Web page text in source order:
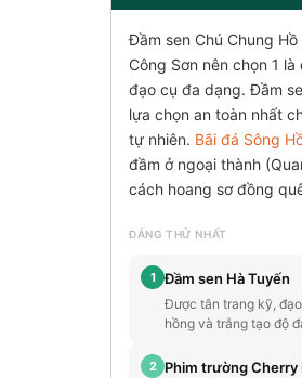
Đầm sen Chú Chung
Công Sơn nên chọn 1
đạo cụ đa dạng. Đầm
lựa chọn an toàn nhất
tự nhiên. Bãi đá Sông
đầm ở ngoại thành
cách hoang sơ đồng
ĐÁNG THỬ NHẤT
1 Đầm sen Hà Tuyến
Được tân trang kỹ,
hồng và trắng tạo độ
2 Phim trường Cherry